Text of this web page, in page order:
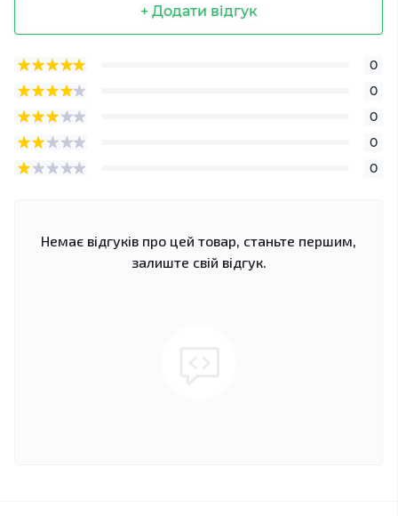
+ Додати відгук
0
0
0
0
0
Немає відгуків про цей товар, станьте першим,
залиште свій відгук.